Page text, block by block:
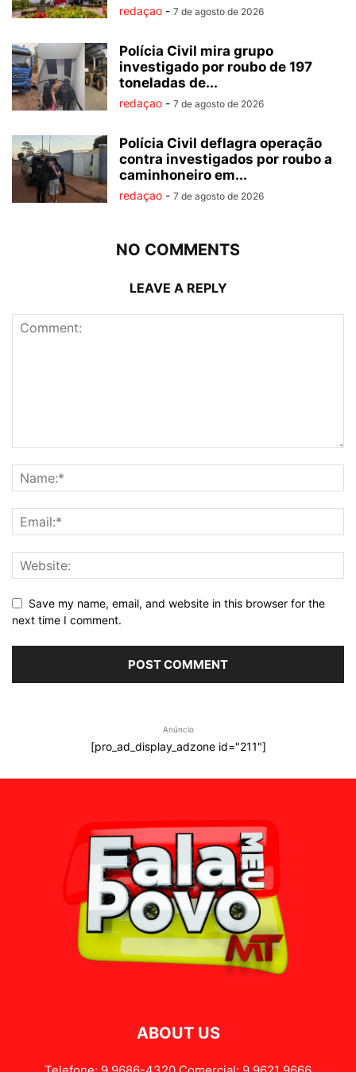
redaçao - 7 de agosto de 2026
Polícia Civil mira grupo
investigado por roubo de 197
toneladas de...
redaçao - 7 de agosto de 2026
Polícia Civil deflagra operação
contra investigados por roubo a
caminhoneiro em...
redaçao - 7 de agosto de 2026
NO COMMENTS
LEAVE A REPLY
Save my name, email, and website in this browser for the
next time I comment.
Anúncio
[pro_ad_display_adzone id="211"]
ABOUT US